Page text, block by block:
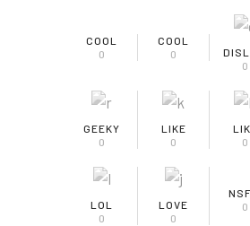
COOL
0
COOL
0
0
GEEKY
0
LIKE
0
0
LOL
0
LOVE
0
0